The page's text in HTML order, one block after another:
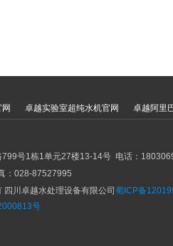
卓越实验室超纯水机官网 卓越阿里
799号1栋1单元27楼13-14号 电话：
：028-87527995
川卓越水处理设备有限公司 蜀ICP备
号